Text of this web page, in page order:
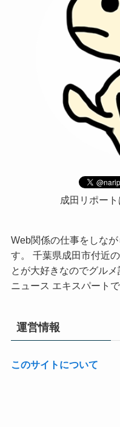
成田リポー
Web関係の仕事をしな
す。 千葉県成田市付近
とが大好きなのでグル
ニュース エキスパート
運営情報
このサイトについて